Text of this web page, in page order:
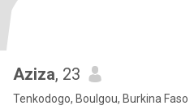
Aziza, 23
Tenkodogo, Boulgou, Burkina Faso